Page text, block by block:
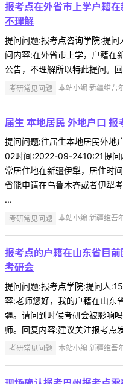
报考点在外省市上学户籍
不理解
提问问题:报考点咨询学院:提
问内容:在外省市上学，户籍在
公告，不理解所以特此提问。
考研常见问题 本站小编 新疆维吾
届生 本地居民 外地户口
提问问题:往届生本地居民外地
02时间:2022-09-2410:21提问
常居住地在新疆伊犁，居住时
省能申请在乌鲁木齐或者伊犁
...
考研常见问题 本站小编 新疆维吾
报考点的户籍在山东省目
考研会
提问问题:报考点学院:提问人
容:老师您好，我的户籍在山东
疆。请问到时候考研会被影响
师。回复内容:建议关注报考点
考研常见问题 本站小编 新疆维吾